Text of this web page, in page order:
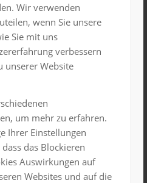
Wir verwenden
wenn Sie unsere
Sie mit uns
verbessern
unserer Website
um mehr zu erfahren.
Ihrer Einstellungen
das Blockieren
Auswirkungen auf
Websites und auf die
Uhr-17. November 2024, 3:00 Uhr